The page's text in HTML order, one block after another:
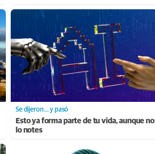
Se dijeron… y pasó
Esto ya forma parte de tu vida, aunque no
lo notes